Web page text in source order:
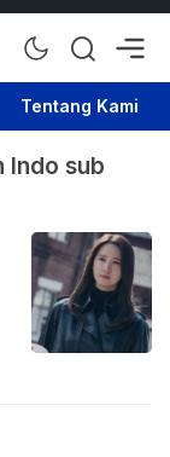
Tentang Kami
Indo sub